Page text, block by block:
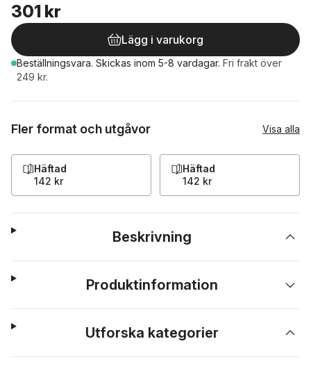
301 kr
Lägg i varukorg
Beställningsvara. Skickas inom 5-8 vardagar. Fri frakt över
249 kr.
Fler format och utgåvor Visa alla
Häftad
142 kr
Häftad
142 kr
Beskrivning
Produktinformation
Utforska kategorier